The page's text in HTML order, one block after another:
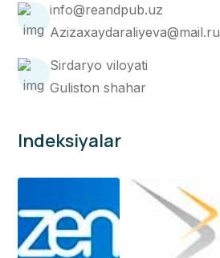
info@reandpub.uz
Azizaxaydaraliyeva@mail.ru
Sirdaryo viloyati
Guliston shahar
Indeksiyalar